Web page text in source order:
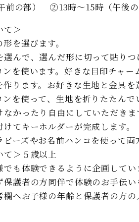
前の部） ②13時～15時（午後の
て＞
を選びます。
んで、選んだ形に切って貼り
を使います。好きな目印チャー
ります。お好きな生地と金具を
を使って、生地を折りたたんで
かったり自由にしていただきま
てキーホルダーが完成します。
ーズやお名前ハンコを使って両
＞５歳以上
でも体験できるように企画して
護者の方同伴で体験のお手伝い
欄へお子様の年齢と保護者の方